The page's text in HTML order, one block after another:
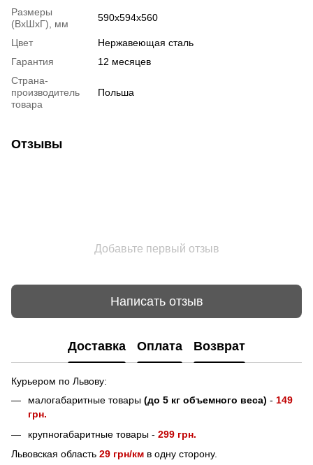
Размеры
(ВхШхГ), мм
590x594x560
Цвет
Нержавеющая сталь
Гарантия
12 месяцев
Страна-
производитель
товара
Польша
Отзывы
Добавьте первый отзыв
Написать отзыв
Доставка Оплата Возврат
Курьером по Львову:
малогабаритные товары (до 5 кг объемного веса) - 149
грн.
крупногабаритные товары - 299 грн.
Львовская область 29 грн/км в одну сторону.